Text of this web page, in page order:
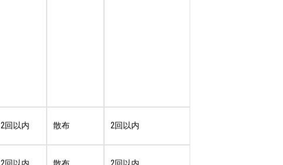
2回以内 散布 2回以内